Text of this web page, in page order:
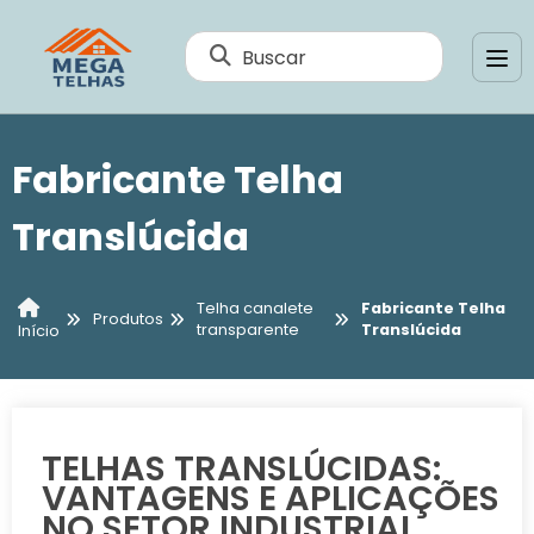
Buscar
Fabricante Telha
Translúcida
Início
Produtos
Telha canalete
transparente
Fabricante Telha
Translúcida
TELHAS TRANSLÚCIDAS:
VANTAGENS E APLICAÇÕES